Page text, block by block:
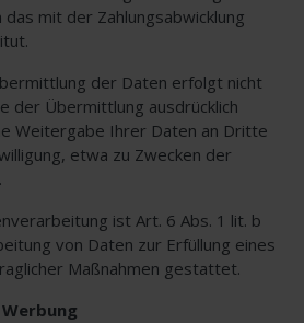
mit der Zahlungsabwicklung
der Daten erfolgt nicht
der Übermittlung ausdrücklich
Weitergabe Ihrer Daten an Dritte
etwa zu Zwecken der
ist Art. 6 Abs. 1 lit. b
von Daten zur Erfüllung eines
Maßnahmen gestattet.